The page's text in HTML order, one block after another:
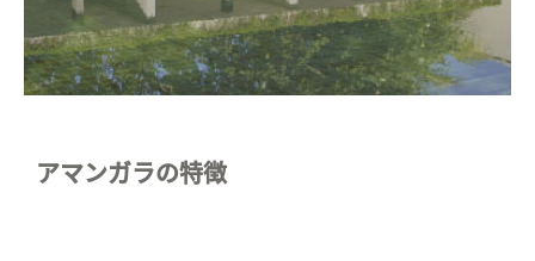
アマンガラの特徴